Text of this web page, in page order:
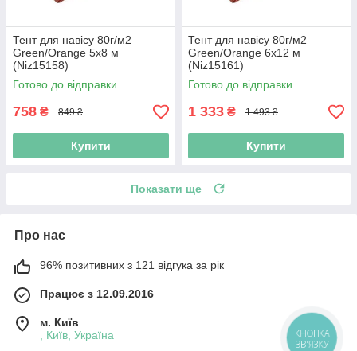
Тент для навісу 80г/м2
Green/Orange 5х8 м
(Niz15158)
Готово до відправки
758 ₴ 849 ₴
Купити
Тент для навісу 80г/м2
Green/Orange 6х12 м
(Niz15161)
Готово до відправки
1 333 ₴ 1 493 ₴
Купити
Показати ще
Про нас
96% позитивних з 121 відгука за рік
Працює з 12.09.2016
м. Київ
, Київ, Україна
КНОПКА
ЗВ'ЯЗКУ